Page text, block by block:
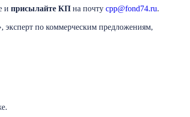
и присылайте КП на почту cpp@fond74.ru.
эксперт по коммерческим предложениям,